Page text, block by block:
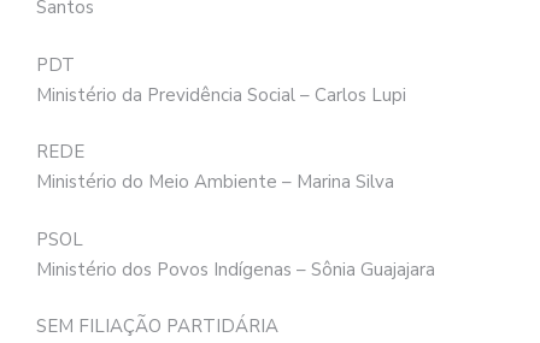
Santos
PDT
Ministério da Previdência Social – Carlos Lupi
REDE
Ministério do Meio Ambiente – Marina Silva
PSOL
Ministério dos Povos Indígenas – Sônia Guajajara
SEM FILIAÇÃO PARTIDÁRIA